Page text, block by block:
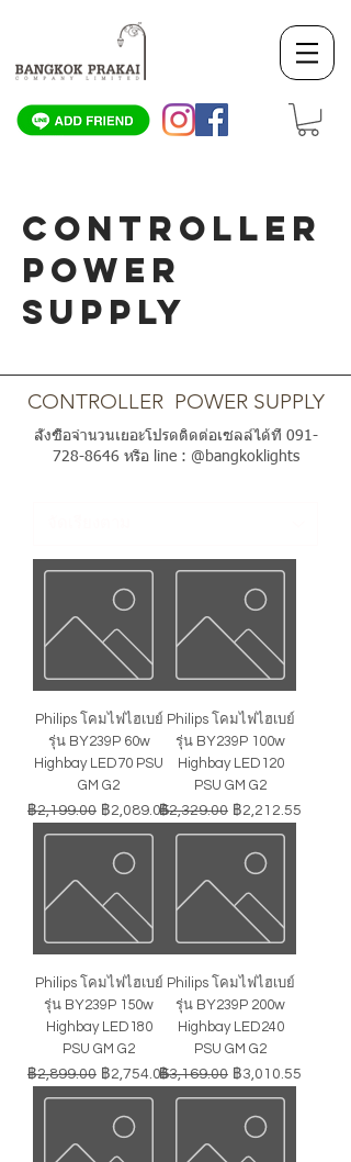
CONTROLLER
POWER
SUPPLY
CONTROLLER POWER SUPPLY
สั่งซื้อจำนวนเยอะโปรดติดต่อเซลล์ได้ที่ 091-
728-8646หรือ line : @bangkoklights
Philips โคมไฟไฮเบย์
รุ่น BY239P 60w
Highbay LED70 PSU
GM G2
ราคาปกติ
฿2,199.00 ราคาขายลด
฿2,089.05
Philips โคมไฟไฮเบย์
รุ่น BY239P 100w
Highbay LED120
PSU GM G2
ราคาปกติ
฿2,329.00 ราคาขายลด
฿2,212.55
Philips โคมไฟไฮเบย์
รุ่น BY239P 150w
Highbay LED180
PSU GM G2
ราคาปกติ
฿2,899.00 ราคาขายลด
฿2,754.05
Philips โคมไฟไฮเบย์
รุ่น BY239P 200w
Highbay LED240
PSU GM G2
ราคาปกติ
฿3,169.00 ราคาขายลด
฿3,010.55